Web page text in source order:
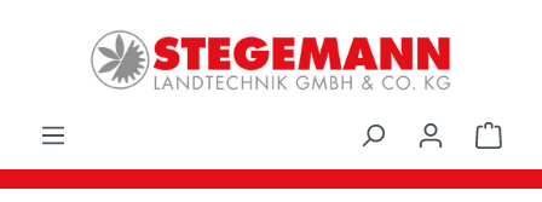
Zum Hauptinhalt springen